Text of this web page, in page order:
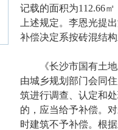
记载的面积为112.66
上述规定。李恩光提
补偿决定系按砖混结
《长沙市国有土地
由城乡规划部门会同
筑进行调查、认定和
的，应当给予补偿。
时建筑不予补偿。根